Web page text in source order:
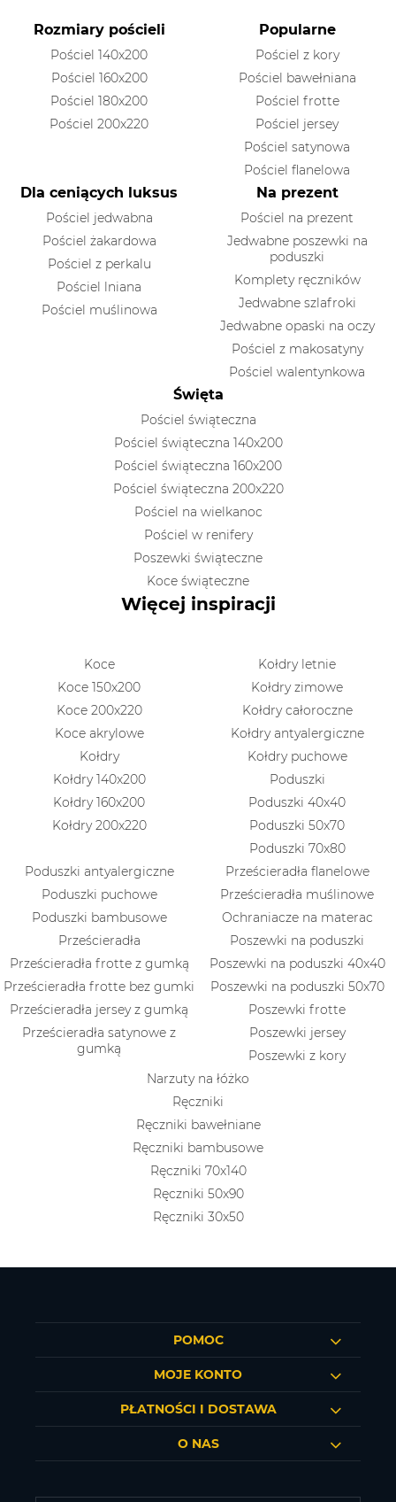
Rozmiary pościeli
Pościel 140x200
Pościel 160x200
Pościel 180x200
Pościel 200x220
Popularne
Pościel z kory
Pościel bawełniana
Pościel frotte
Pościel jersey
Pościel satynowa
Pościel flanelowa
Dla ceniących luksus
Pościel jedwabna
Pościel żakardowa
Pościel z perkalu
Pościel lniana
Pościel muślinowa
Na prezent
Pościel na prezent
Jedwabne poszewki na
poduszki
Komplety ręczników
Jedwabne szlafroki
Jedwabne opaski na oczy
Pościel z makosatyny
Pościel walentynkowa
Święta
Pościel świąteczna
Pościel świąteczna 140x200
Pościel świąteczna 160x200
Pościel świąteczna 200x220
Pościel na wielkanoc
Pościel w renifery
Poszewki świąteczne
Koce świąteczne
Więcej inspiracji
Koce
Koce 150x200
Koce 200x220
Koce akrylowe
Kołdry
Kołdry 140x200
Kołdry 160x200
Kołdry 200x220
Kołdry letnie
Kołdry zimowe
Kołdry całoroczne
Kołdry antyalergiczne
Kołdry puchowe
Poduszki
Poduszki 40x40
Poduszki 50x70
Poduszki 70x80
Poduszki antyalergiczne
Poduszki puchowe
Poduszki bambusowe
Prześcieradła
Prześcieradła frotte z gumką
Prześcieradła frotte bez gumki
Prześcieradła jersey z gumką
Prześcieradła satynowe z
gumką
Prześcieradła flanelowe
Prześcieradła muślinowe
Ochraniacze na materac
Poszewki na poduszki
Poszewki na poduszki 40x40
Poszewki na poduszki 50x70
Poszewki frotte
Poszewki jersey
Poszewki z kory
Narzuty na łóżko
Ręczniki
Ręczniki bawełniane
Ręczniki bambusowe
Ręczniki 70x140
Ręczniki 50x90
Ręczniki 30x50
POMOC
MOJE KONTO
PŁATNOŚCI I DOSTAWA
O NAS